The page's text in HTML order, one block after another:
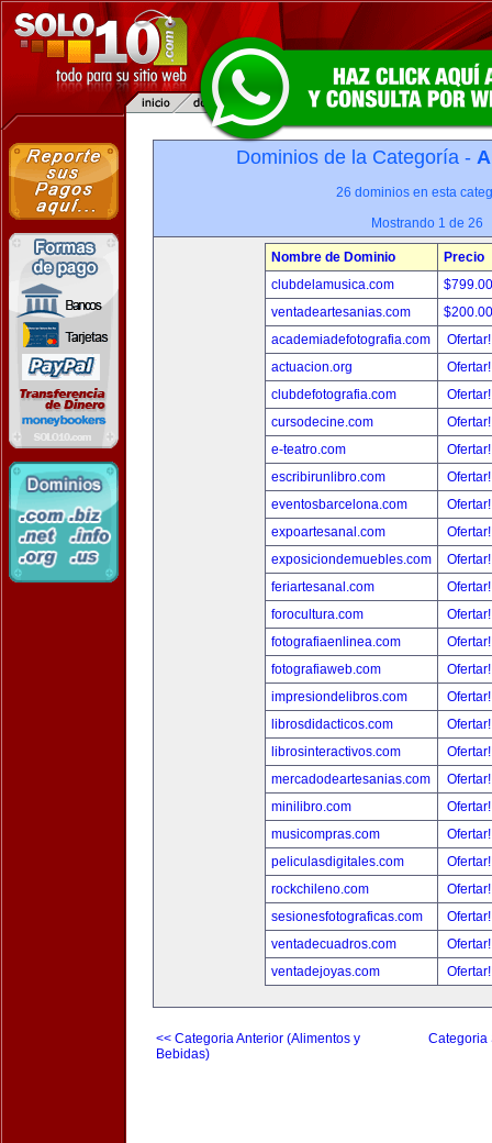
Dominios de la Categoría -
26 dominios en esta
Mostrando 1 de 26
Nombre de Dominio
Precio
clubdelamusica.com
ventadeartesanias.com
academiadefotografia.com
actuacion.org
clubdefotografia.com
cursodecine.com
e-teatro.com
escribirunlibro.com
eventosbarcelona.com
expoartesanal.com
exposiciondemuebles.com
feriartesanal.com
forocultura.com
fotografiaenlinea.com
fotografiaweb.com
impresiondelibros.com
librosdidacticos.com
librosinteractivos.com
mercadodeartesanias.com
minilibro.com
musicompras.com
peliculasdigitales.com
rockchileno.com
sesionesfotograficas.com
ventadecuadros.com
ventadejoyas.com
<< Categoria Anterior (Alimentos y
Bebidas)
Categoria